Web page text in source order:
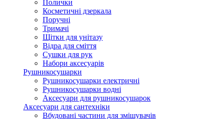
Полички
Косметичні дзеркала
Поручні
Тримачі
Щітки для унітазу
Відра для сміття
Сушки для рук
Набори аксесуарів
Рушникосушарки
Рушникосушарки електричні
Рушникосушарки водні
Аксесуари для рушникосушарок
Аксесуари для сантехніки
Вбудовані частини для змішувачів